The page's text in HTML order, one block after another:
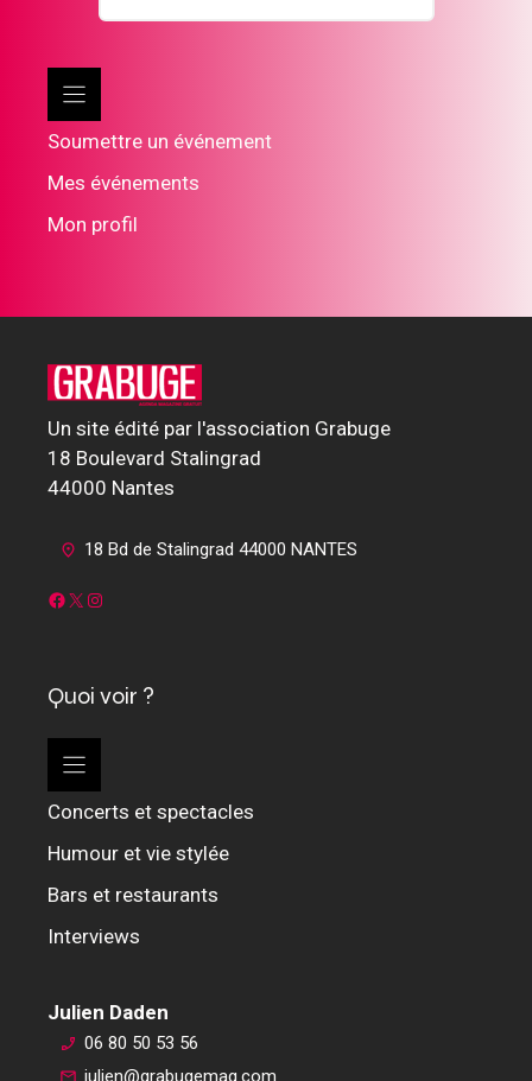
Soumettre un événement
Mes événements
Mon profil
Un site édité par l'association Grabuge
18 Boulevard Stalingrad
44000 Nantes
18 Bd de Stalingrad 44000 NANTES
Facebook
X Instagram
Quoi voir ?
Concerts et spectacles
Humour et vie stylée
Bars et restaurants
Interviews
Julien Daden
06 80 50 53 56
julien@grabugemag.com